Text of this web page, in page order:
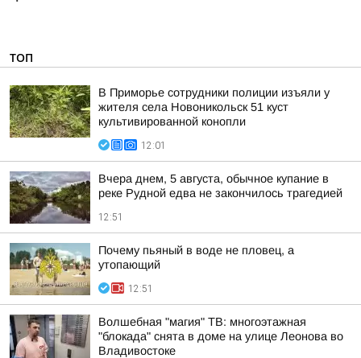
ТОП
В Приморье сотрудники полиции изъяли у
жителя села Новоникольск 51 куст
культивированной конопли
12:01
Вчера днем, 5 августа, обычное купание в
реке Рудной едва не закончилось трагедией
12:51
Почему пьяный в воде не пловец, а
утопающий
12:51
Волшебная "магия" ТВ: многоэтажная
"блокада" снята в доме на улице Леонова во
Владивостоке